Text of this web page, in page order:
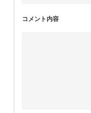
コメント内容